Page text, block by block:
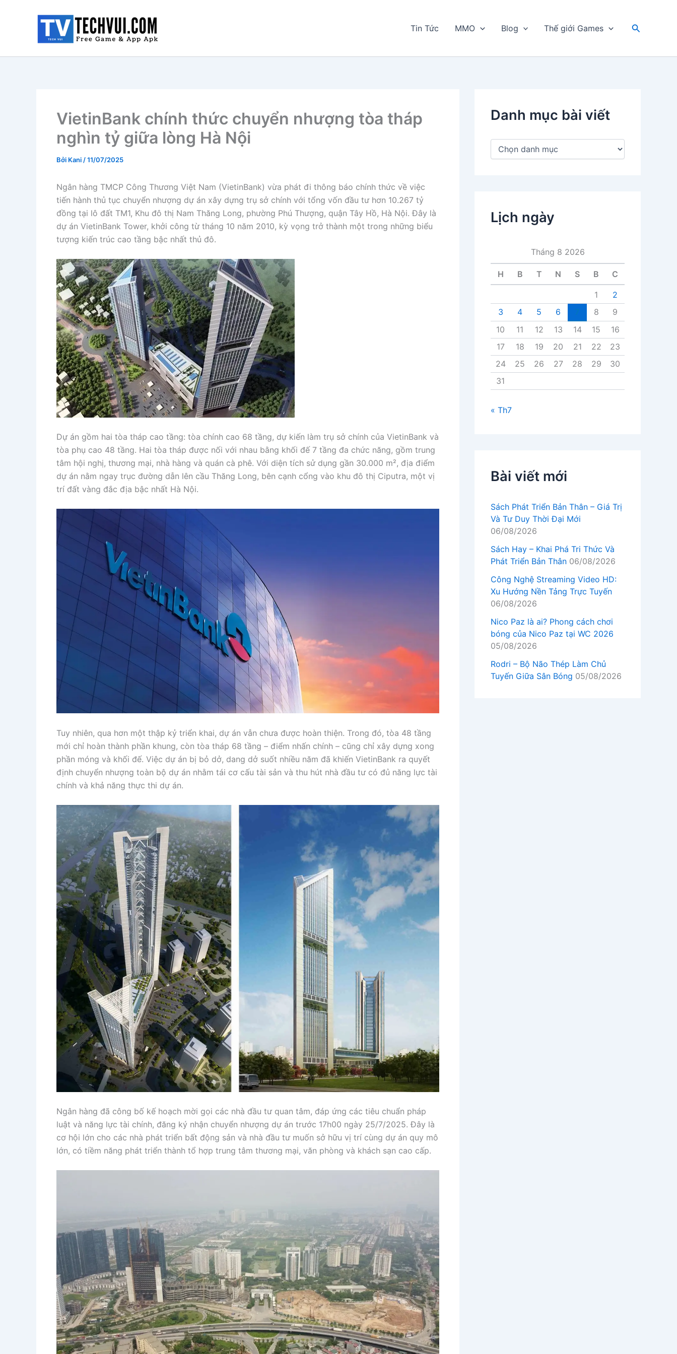
Tin Tức MMO Blog Thế giới Games
Tìm
VietinBank chính thức chuyển nhượng tòa tháp
nghìn tỷ giữa lòng Hà Nội
Bởi Kani /11/07/2025
Ngân hàng TMCP Công Thương Việt Nam (VietinBank) vừa phát đi thông báo chính thức về việc
tiến hành thủ tục chuyển nhượng dự án xây dựng trụ sở chính với tổng vốn đầu tư hơn 10.267 tỷ
đồng tại lô đất TM1, Khu đô thị Nam Thăng Long, phường Phú Thượng, quận Tây Hồ, Hà Nội. Đây là
dự án VietinBank Tower, khởi công từ tháng 10 năm 2010, kỳ vọng trở thành một trong những biểu
tượng kiến trúc cao tầng bậc nhất thủ đô.
Dự án gồm hai tòa tháp cao tầng: tòa chính cao 68 tầng, dự kiến làm trụ sở chính của VietinBank và
tòa phụ cao 48 tầng. Hai tòa tháp được nối với nhau bằng khối đế 7 tầng đa chức năng, gồm trung
tâm hội nghị, thương mại, nhà hàng và quán cà phê. Với diện tích sử dụng gần 30.000 m², địa điểm
dự án nằm ngay trục đường dẫn lên cầu Thăng Long, bên cạnh cổng vào khu đô thị Ciputra, một vị
trí đất vàng đắc địa bậc nhất Hà Nội.
Tuy nhiên, qua hơn một thập kỷ triển khai, dự án vẫn chưa được hoàn thiện. Trong đó, tòa 48 tầng
mới chỉ hoàn thành phần khung, còn tòa tháp 68 tầng – điểm nhấn chính – cũng chỉ xây dựng xong
phần móng và khối đế. Việc dự án bị bỏ dở, dang dở suốt nhiều năm đã khiến VietinBank ra quyết
định chuyển nhượng toàn bộ dự án nhằm tái cơ cấu tài sản và thu hút nhà đầu tư có đủ năng lực tài
chính và khả năng thực thi dự án.
Ngân hàng đã công bố kế hoạch mời gọi các nhà đầu tư quan tâm, đáp ứng các tiêu chuẩn pháp
luật và năng lực tài chính, đăng ký nhận chuyển nhượng dự án trước 17h00 ngày 25/7/2025. Đây là
cơ hội lớn cho các nhà phát triển bất động sản và nhà đầu tư muốn sở hữu vị trí cùng dự án quy mô
lớn, có tiềm năng phát triển thành tổ hợp trung tâm thương mại, văn phòng và khách sạn cao cấp.
Danh mục bài viết
D
b
à
ế
Lịch ngày
Tháng 8 2026
H B T N S B C
1
2
3
4 5 6 8
9
10
11 12 13 14 15
16
17
18 19 20 21 22
23
24
25 26 27 28 29
30
31
« Th7
Bài viết mới
Sách Phát Triển Bản Thân – Giá Trị
Và Tư Duy Thời Đại Mới
06/08/2026
Sách Hay – Khai Phá Tri Thức Và
Phát Triển Bản Thân 06/08/2026
Công Nghệ Streaming Video HD:
Xu Hướng Nền Tảng Trực Tuyến
06/08/2026
Nico Paz là ai? Phong cách chơi
bóng của Nico Paz tại WC 2026
05/08/2026
Rodri – Bộ Não Thép Làm Chủ
Tuyến Giữa Sân Bóng 05/08/2026